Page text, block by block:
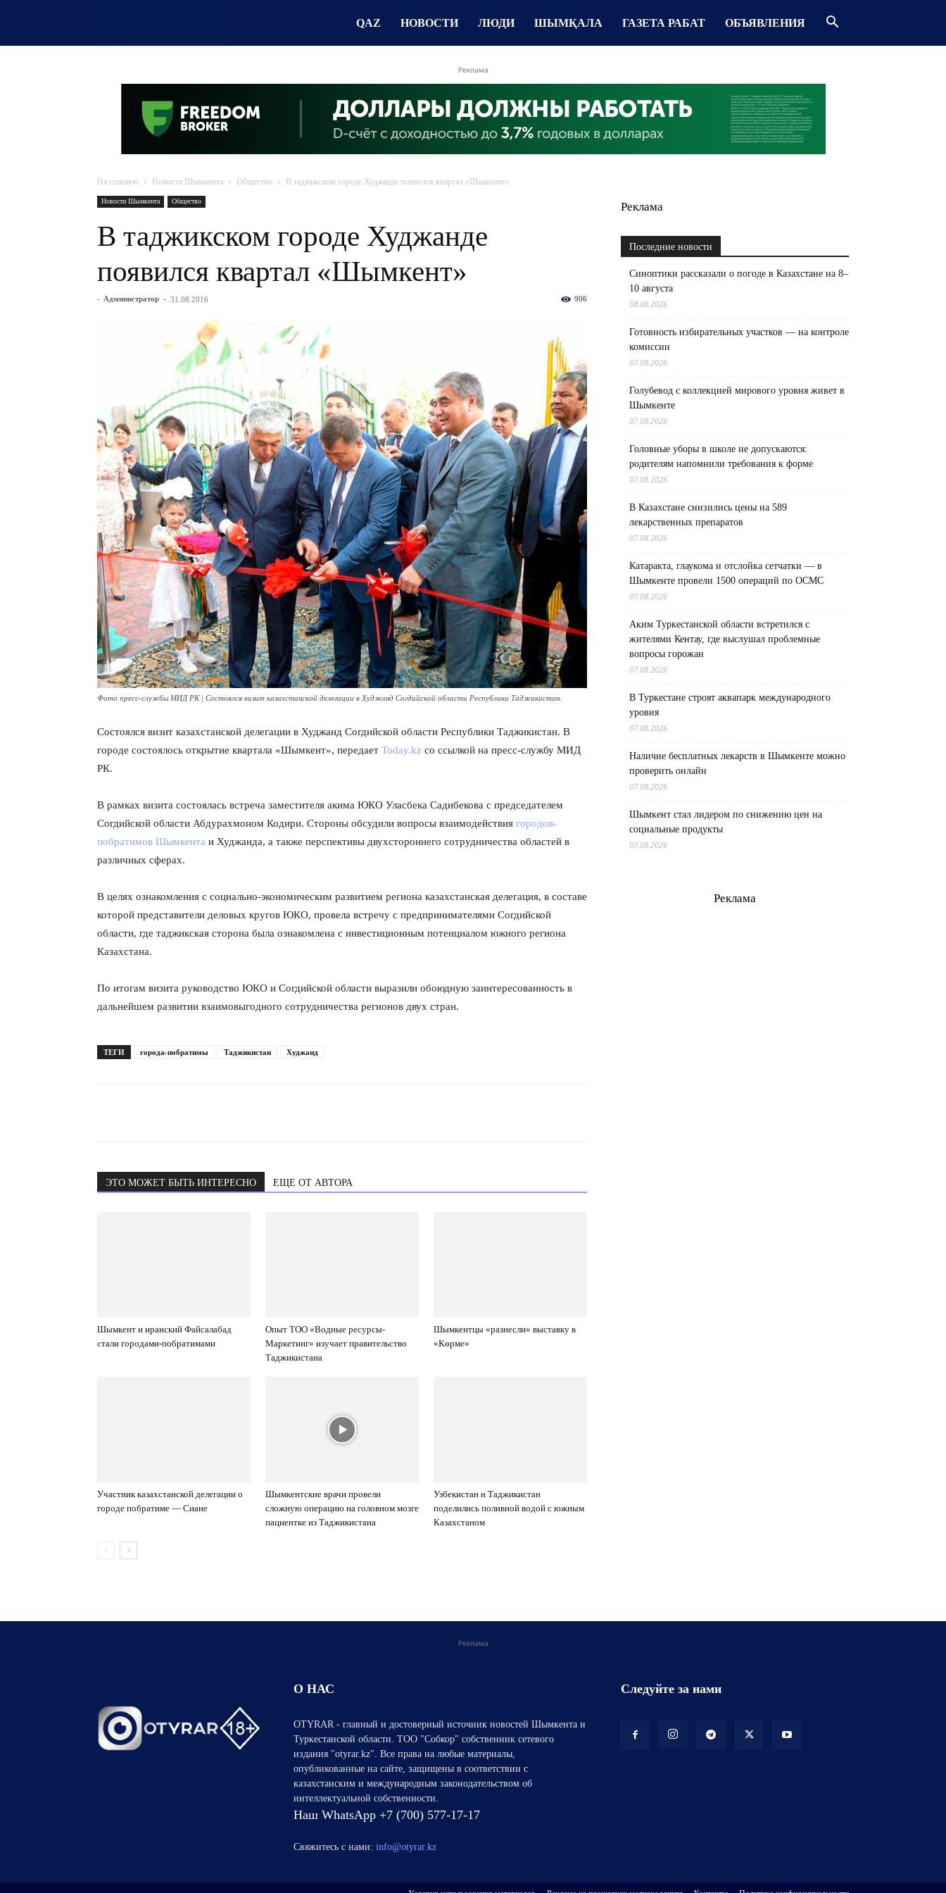
QAZ НОВОСТИ ЛЮДИ ШЫМҚАЛА ГАЗЕТА РАБАТ ОБЪЯВЛЕНИЯ
Реклама
На главную Новости Шымкента Общество В таджикском городе Худжанде появился квартал «Шымкент»
Новости Шымкента Общество
В таджикском городе Худжанде
появился квартал «Шымкент»
- Администратор - 31.08.2016 906
Фото пресс-службы МИД РК | Состоялся визит казахстанской делегации в Худжанд Согдийской области Республики Таджикистан.
Состоялся визит казахстанской делегации в Худжанд Согдийской области Республики Таджикистан. В
городе состоялось открытие квартала «Шымкент», передает Today.kz со ссылкой на пресс-службу МИД
РК.
В рамках визита состоялась встреча заместителя акима ЮКО Уласбека Садибекова с председателем
Согдийской области Абдурахмоном Кодири. Стороны обсудили вопросы взаимодействия городов-
побратимов Шымкента и Худжанда, а также перспективы двухстороннего сотрудничества областей в
различных сферах.
В целях ознакомления с социально-экономическим развитием региона казахстанская делегация, в составе
которой представители деловых кругов ЮКО, провела встречу с предпринимателями Согдийской
области, где таджикская сторона была ознакомлена с инвестиционным потенциалом южного региона
Казахстана.
По итогам визита руководство ЮКО и Согдийской области выразили обоюдную заинтересованность в
дальнейшем развитии взаимовыгодного сотрудничества регионов двух стран.
ТЕГИ города-побратимы Таджикистан Худжанд
ЭТО МОЖЕТ БЫТЬ ИНТЕРЕСНО ЕЩЕ ОТ АВТОРА
Шымкент и иранский Файсалабад
стали городами-побратимами
Опыт ТОО «Водные ресурсы-
Маркетинг» изучает правительство
Таджикистана
Шымкентцы «разнесли» выставку в
«Көрме»
Участник казахстанской делегации о
городе побратиме — Сиане
Шымкентские врачи провели
сложную операцию на головном мозге
пациентке из Таджикистана
Узбекистан и Таджикистан
поделились поливной водой с южным
Казахстаном
Реклама
Последние новости
Синоптики рассказали о погоде в Казахстане на 8–
10 августа
08.08.2026
Готовность избирательных участков — на контроле
комиссии
07.08.2026
Голубевод с коллекцией мирового уровня живет в
Шымкенте
07.08.2026
Головные уборы в школе не допускаются:
родителям напомнили требования к форме
07.08.2026
В Казахстане снизились цены на 589
лекарственных препаратов
07.08.2026
Катаракта, глаукома и отслойка сетчатки — в
Шымкенте провели 1500 операций по ОСМС
07.08.2026
Аким Туркестанской области встретился с
жителями Кентау, где выслушал проблемные
вопросы горожан
07.08.2026
В Туркестане строят аквапарк международного
уровня
07.08.2026
Наличие бесплатных лекарств в Шымкенте можно
проверить онлайн
07.08.2026
Шымкент стал лидером по снижению цен на
социальные продукты
07.08.2026
Реклама
Реклама
О НАС
OTYRAR - главный и достоверный источник новостей Шымкента и
Туркестанской области. ТОО "Собкор" собственник сетевого
издания "otyrar.kz". Все права на любые материалы,
опубликованные на сайте, защищены в соответствии с
казахстанским и международным законодательством об
интеллектуальной собственности.
Наш WhatsApp +7 (700) 577-17-17
Свяжитесь с нами: info@otyrar.kz
Следуйте за нами